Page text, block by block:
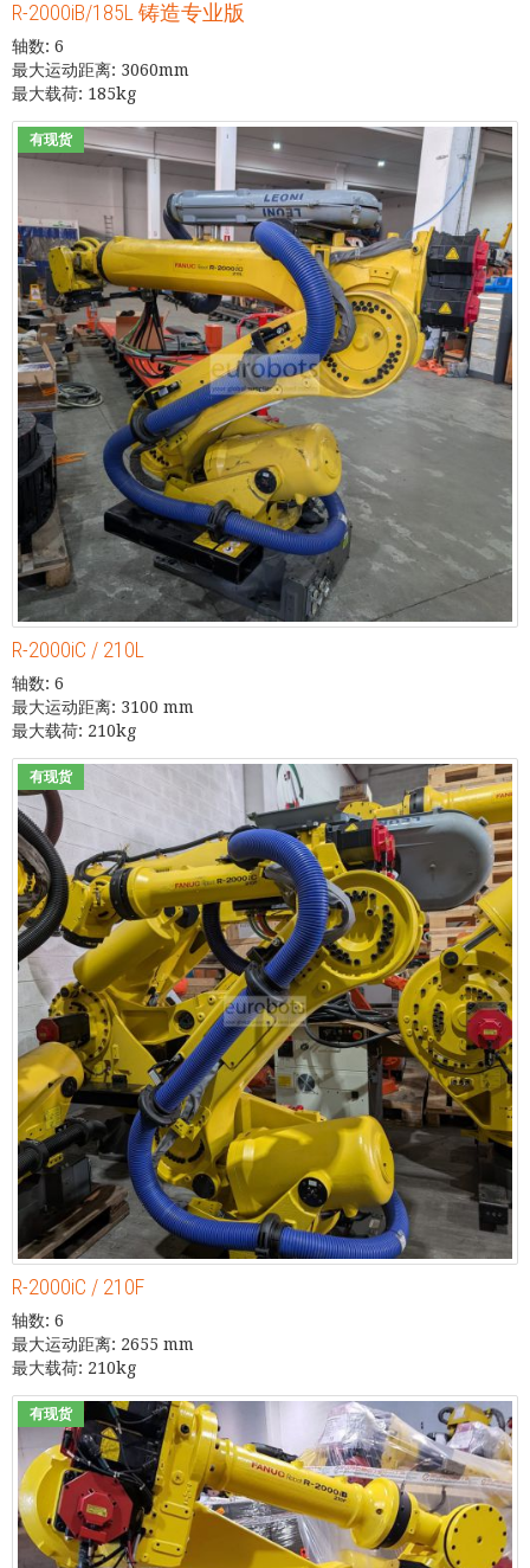
R-2000iB/185L 铸造专业版
轴数: 6
最大运动距离: 3060mm
最大载荷: 185kg
有现货
R-2000iC / 210L
轴数: 6
最大运动距离: 3100 mm
最大载荷: 210kg
有现货
R-2000iC / 210F
轴数: 6
最大运动距离: 2655 mm
最大载荷: 210kg
有现货